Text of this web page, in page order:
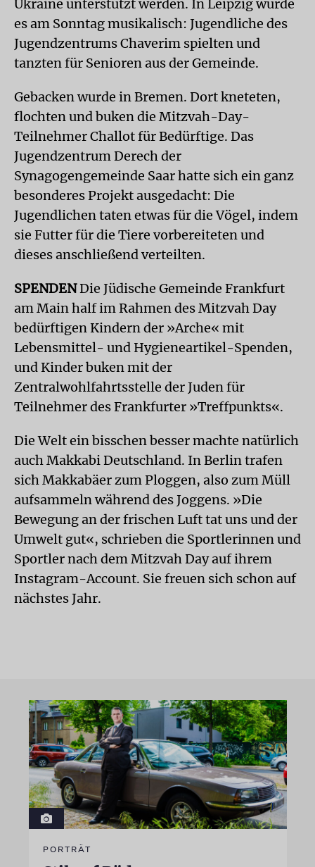
Ukraine unterstützt werden. In Leipzig wurde
es am Sonntag musikalisch: Jugendliche des
Jugendzentrums Chaverim spielten und
tanzten für Senioren aus der Gemeinde.
Gebacken wurde in Bremen. Dort kneteten,
flochten und buken die Mitzvah-Day-
Teilnehmer Challot für Bedürftige. Das
Jugendzentrum Derech der
Synagogengemeinde Saar hatte sich ein ganz
besonderes Projekt ausgedacht: Die
Jugendlichen taten etwas für die Vögel, indem
sie Futter für die Tiere vorbereiteten und
dieses anschließend verteilten.
SPENDENDie Jüdische Gemeinde Frankfurt
am Main half im Rahmen des Mitzvah Day
bedürftigen Kindern der »Arche« mit
Lebensmittel- und Hygieneartikel-Spenden,
und Kinder buken mit der
Zentralwohlfahrtsstelle der Juden für
Teilnehmer des Frankfurter »Treffpunkts«.
Die Welt ein bisschen besser machte natürlich
auch Makkabi Deutschland. In Berlin trafen
sich Makkabäer zum Ploggen, also zum Müll
aufsammeln während des Joggens. »Die
Bewegung an der frischen Luft tat uns und der
Umwelt gut«, schrieben die Sportlerinnen und
Sportler nach dem Mitzvah Day auf ihrem
Instagram-Account. Sie freuen sich schon auf
nächstes Jahr.
PORTRÄT